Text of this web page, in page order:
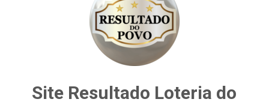
Site Resultado Loteria do